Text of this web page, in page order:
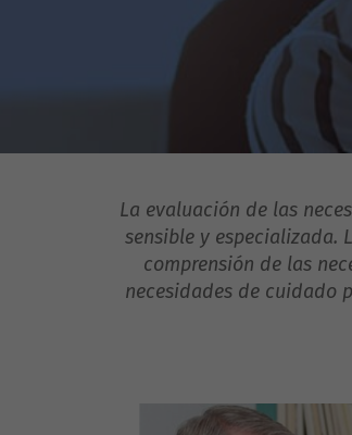
La evaluación de las
sensible y especializada.
comprensión de las
necesidades de cuidado